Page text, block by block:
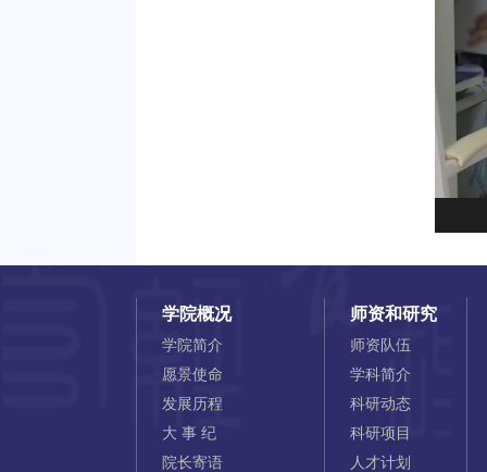
学院概况
学院简介
愿景使命
发展历程
大 事 纪
院长寄语
师资和研究
师资队伍
学科简介
科研动态
科研项目
人才计划